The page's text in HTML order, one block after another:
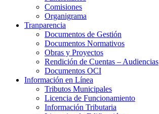
Comisiones
Organigrama
Tranparencia
Documentos de Gestión
Documentos Normativos
Obras y Proyectos
Rendición de Cuentas – Audiencias
Documentos OCI
Información en Línea
Tributos Municipales
Licencia de Funcionamiento
Información Tributaria